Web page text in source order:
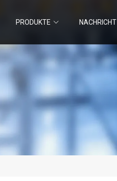
PRODUKTE NACHRICHT